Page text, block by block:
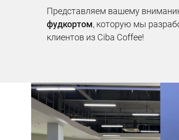
Представляем вашему
фудкортом, которую мы
клиентов из Ciba Coffee!